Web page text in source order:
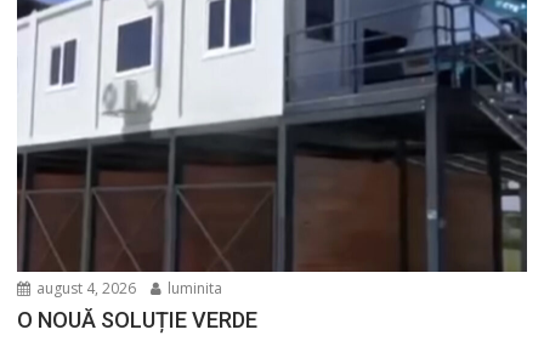
august 4, 2026 luminita
O NOUĂ SOLUȚIE VERDE